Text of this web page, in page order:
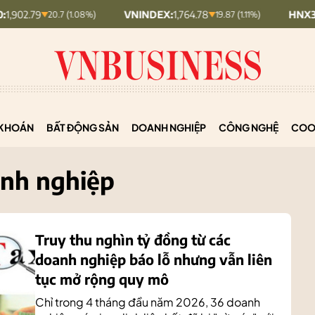
20.7 (1.08%) VNINDEX: 1,764.78 19.87 (1.11%) HNX30: 453.19
BẤT ĐỘNG SẢN DOANH NGHIỆP CÔNG NGHỆ
nghiệp
Truy thu nghìn tỷ đồng từ các
doanh nghiệp báo lỗ nhưng vẫn liên
tục mở rộng quy mô
Chỉ trong 4 tháng đầu năm 2026, 36 doanh